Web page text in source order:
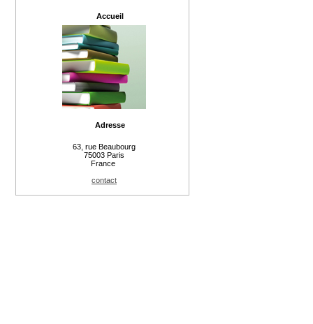
Accueil
Adresse
63, rue Beaubourg
75003 Paris
France
contact